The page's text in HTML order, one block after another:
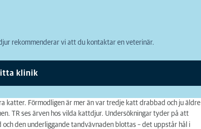
rekommenderar vi att du kontaktar en veterinär.
klinik
katter. Förmodligen är mer än var tredje katt drabbad och ju äldre
TR ses ärven hos vilda kattdjur. Undersökningar tyder på att
den underliggande tandvävnaden blottas – det uppstår hål i